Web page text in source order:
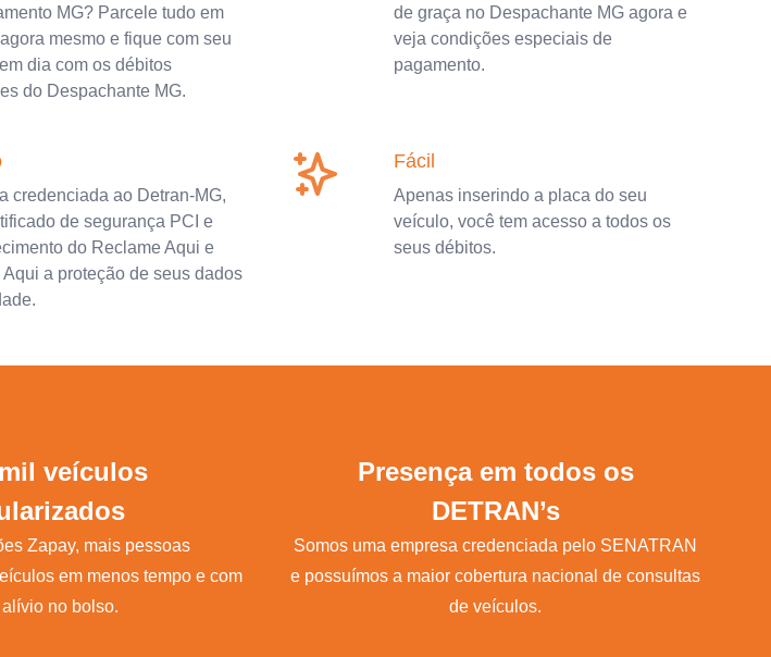
MG? Parcele tudo em
mesmo e fique com seu
dia com os débitos
do Despachante MG.
de graça no Despachante MG agora e
veja condições especiais de
pagamento.
credenciada ao Detran-MG,
de segurança PCI e
do Reclame Aqui e
Aqui a proteção de seus dados
Fácil
Apenas inserindo a placa do seu
veículo, você tem acesso a todos os
seus débitos.
veículos
Zapay, mais pessoas
em menos tempo e com
no bolso.
Presença em todos os
DETRAN’s
Somos uma empresa credenciada pelo SENATRAN
e possuímos a maior cobertura nacional de consultas
de veículos.